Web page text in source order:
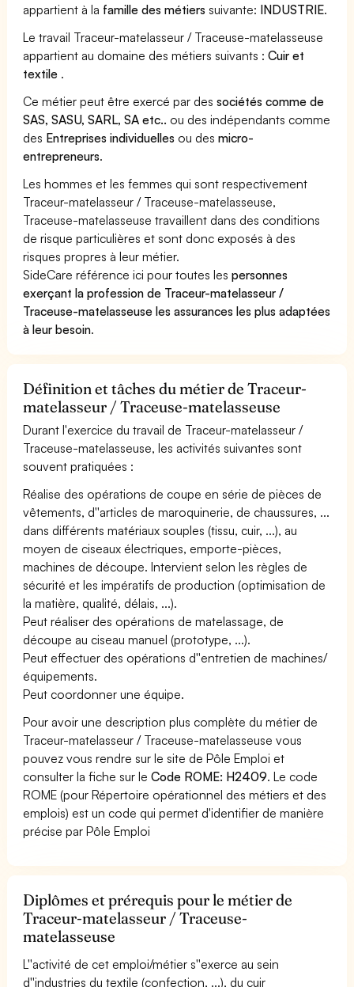
appartient à la famille des métiers suivante: INDUSTRIE.
Le travail Traceur-matelasseur / Traceuse-matelasseuse
appartient au domaine des métiers suivants :Cuir et
textile .
Ce métier peut être exercé par dessociétés comme de
SAS, SASU, SARL, SA etc.. ou des indépendants comme
des Entreprises individuelles ou desmicro-
entrepreneurs.
Les hommes et les femmes qui sont respectivement
Traceur-matelasseur / Traceuse-matelasseuse,
Traceuse-matelasseuse travaillent dans des conditions
de risque particulières et sont donc exposés à des
risques propres à leur métier.
SideCare référence ici pour toutes lespersonnes
exerçant la profession de Traceur-matelasseur /
Traceuse-matelasseuse les assurances les plus adaptées
à leur besoin.
Définition et tâches du métier de Traceur-
matelasseur / Traceuse-matelasseuse
Durant l'exercice du travail de Traceur-matelasseur /
Traceuse-matelasseuse, les activités suivantes sont
souvent pratiquées :
Réalise des opérations de coupe en série de pièces de
vêtements, d''articles de maroquinerie, de chaussures, ...
dans différents matériaux souples (tissu, cuir, ...), au
moyen de ciseaux électriques, emporte-pièces,
machines de découpe. Intervient selon les règles de
sécurité et les impératifs de production (optimisation de
la matière, qualité, délais, ...).
Peut réaliser des opérations de matelassage, de
découpe au ciseau manuel (prototype, ...).
Peut effectuer des opérations d''entretien de machines/
équipements.
Peut coordonner une équipe.
Pour avoir une description plus complète du métier de
Traceur-matelasseur / Traceuse-matelasseuse vous
pouvez vous rendre sur le site de Pôle Emploi et
consulter la fiche sur leCode ROME: H2409. Le code
ROME (pour Répertoire opérationnel des métiers et des
emplois) est un code qui permet d'identifier de manière
précise par Pôle Emploi
Diplômes et prérequis pour le métier de
Traceur-matelasseur / Traceuse-
matelasseuse
L''activité de cet emploi/métier s''exerce au sein
d''industries du textile (confection, ...), du cuir